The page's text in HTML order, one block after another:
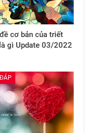
cơ bản của triết
gì Update 03/2022